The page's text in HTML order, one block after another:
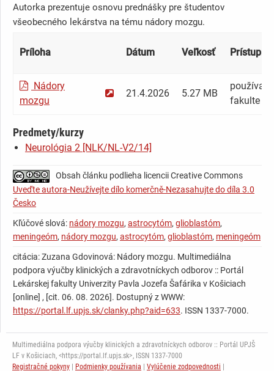
Autorka prezentuje osnovu prednášky pre študentov
všeobecného lekárstva na tému nádory mozgu.
Príloha Dátum Veľkosť
Nádory
mozgu
21.4.2026 5.27 MB
fakulte
Predmety/kurzy
Neurológia 2 [NLK/NL-V2/14]
Obsah článku podlieha licencii Creative Commons
Uveďte autora-Neužívejte dílo komerčně-Nezasahujte do díla 3.0
Česko
Kľúčové slová: nádory mozgu, astrocytóm, glioblastóm,
meningeóm, nádory mozgu, astrocytóm, glioblastóm, meningeóm
citácia: Zuzana Gdovinová: Nádory mozgu. Multimediálna
podpora výučby klinických a zdravotníckych odborov :: Portál
Lekárskej fakulty Univerzity Pavla Jozefa Šafárika v Košiciach
[online] , [cit. 06. 08. 2026]. Dostupný z WWW:
https://portal.lf.upjs.sk/clanky.php?aid=633. ISSN 1337-7000.
Multimediálna podpora výučby klinických a zdravotníckych odborov :: Portál UPJŠ
LF v Košiciach, <https://portal.lf.upjs.sk>, ISSN 1337-7000
Registračné pokyny | Podmienky používania | Vylúčenie zodpovednosti |